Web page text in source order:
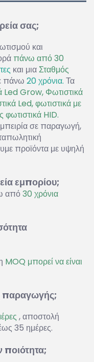
σας;
πάνω από 30
και μια Σταθμός
πάνω 20 χρόνια. Τα
Led Grow, Φωτιστικά
Led, φωτιστικά με
σε παραγωγή,
προϊόντα με υψηλή
εμπορίου;
από
MOQ μπορεί να είναι
παραγωγής;
, αποστολή
35 ημέρες.